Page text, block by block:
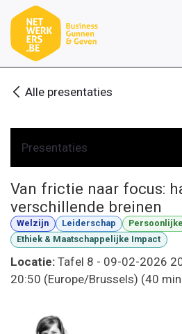
Overslaan naar inhoud
Alle presentaties
Presentaties
Van frictie naar focus:
verschillende breinen
Welzijn Leiderschap
Ethiek & Maatschappelijke Impact
Locatie: Tafel 8 - 09-02-2026
20:50 (Europe/Brussels) (40